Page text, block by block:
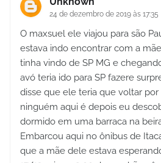
24 de dezembro de 2019 às 17:35
O maxsuel ele viajou para são
estava indo encontrar com a
tinha vindo de SP MG e
avó teria ido para SP fazere
disse que ele teria que voltar
ninguém aqui é depois eu
dormido em uma barraca na
Embarcou aqui no ônibus de
que a mãe dele estava